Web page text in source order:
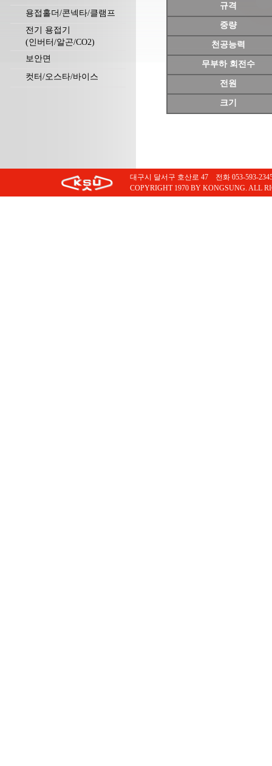
용접홀더/콘넥타/클램프
전기 용접기
(인버터/알곤/CO2)
보안면
컷터/오스타/바이스
규격
중량
천공능력
무부하 회전수
전원
크기
대구시 달서구 호산로 47 전화 053-593-
COPYRIGHT 1970 BY KONGSUNG. ALL